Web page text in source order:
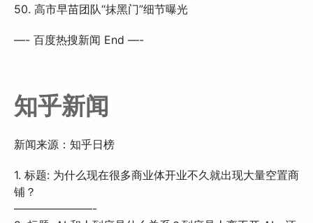
50. 高市早苗团队“抹黑门”细节曝光
—- 百度热搜新闻 End —-
知乎新闻
新闻来源：知乎日榜
1. 标题: 为什么现在很多商业体开业不久就出现大量空置商
铺？
———————-